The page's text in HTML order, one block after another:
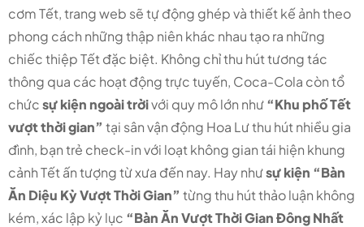
cơm Tết, trang web sẽ tự động ghép và thiết kế ảnh theo
phong cách những thập niên khác nhau tạo ra những
chiếc thiệp Tết đặc biệt. Không chỉ thu hút tương tác
thông qua các hoạt động trực tuyến, Coca-Cola còn tổ
chứcsự kiện ngoài trờivới quy mô lớn như“Khu phố Tết
vượt thời gian” tại sân vận động Hoa Lư thu hút nhiều gia
đình, bạn trẻ check-in với loạt không gian tái hiện khung
cảnh Tết ấn tượng từ xưa đến nay. Hay nhưsự kiện “Bàn
Ăn Diệu Kỳ Vượt Thời Gian” từng thu hút thảo luận không
kém, xác lập kỷ lục “Bàn Ăn Vượt Thời Gian Đông Nhất